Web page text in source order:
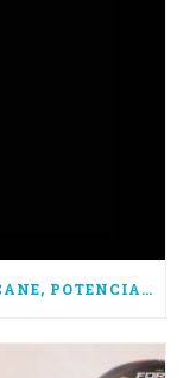
NUEVA WINGPADEL AIR HURRICANE, POTENCIA PURA